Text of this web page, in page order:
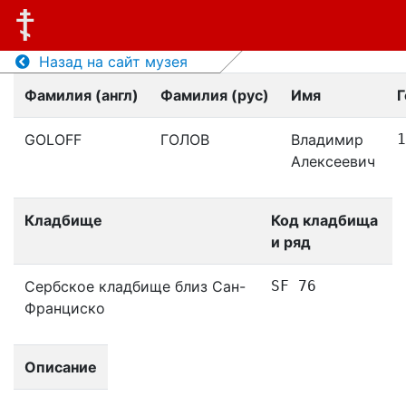
Назад на сайт музея
Фамилия (англ)
Фамилия (рус) Имя
GOLOFF ГОЛОВ
Владимир
Алексеевич
Кладбище
Код кладбища
и ряд
Сербское кладбище близ Сан-
Франциско
SF 76
Описание